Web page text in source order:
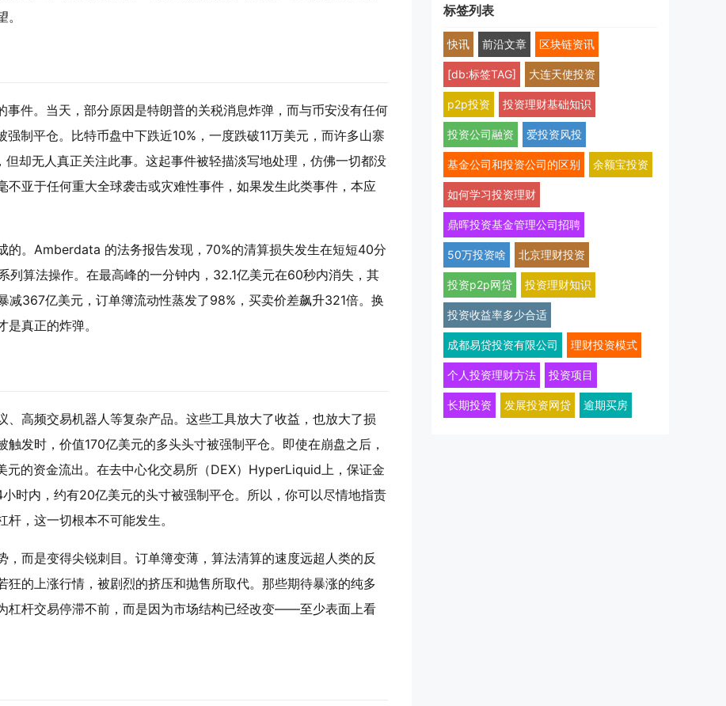
事件。当天，部分原因是特朗普的关税消息炸弹，而与币安没有任何
制平仓。比特币盘中下跌近10%，一度跌破11万美元，而许多山寨
却无人真正关注此事。这起事件被轻描淡写地处理，仿佛一切都没
亚于任何重大全球袭击或灾难性事件，如果发生此类事件，本应
的。Amberdata 的法务报告发现，70%的清算损失发生在短短40分
列算法操作。在最高峰的一分钟内，32.1亿美元在60秒内消失，其
减367亿美元，订单簿流动性蒸发了98%，买卖价差飙升321倍。换
真正的炸弹。
高频交易机器人等复杂产品。这些工具放大了收益，也放大了损
发时，价值170亿美元的多头头寸被强制平仓。即使在崩盘之后，
元的资金流出。在去中心化交易所（DEX）HyperLiquid上，保证金
时内，约有20亿美元的头寸被强制平仓。所以，你可以尽情地指责
，这一切根本不可能发生。
而是变得尖锐刺目。订单簿变薄，算法清算的速度远超人类的反
的上涨行情，被剧烈的挤压和抛售所取代。那些期待暴涨的纯多
杠杆交易停滞不前，而是因为市场结构已经改变——至少表面上看
标签列表
快讯 前沿文章 区块链资讯
[db:标签TAG] 大连天使投资
p2p投资 投资理财基础知识
投资公司融资 爱投资风投
基金公司和投资公司的区别 余额宝投资
如何学习投资理财
鼎晖投资基金管理公司招聘
50万投资啥 北京理财投资
投资p2p网贷 投资理财知识
投资收益率多少合适
成都易贷投资有限公司 理财投资模式
个人投资理财方法 投资项目
长期投资 发展投资网贷 逾期买房